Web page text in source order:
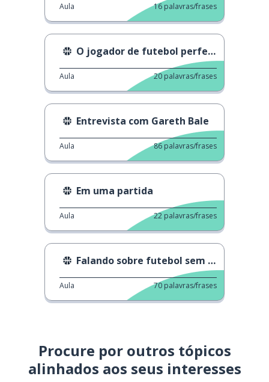
Aula 16 palavras/frases
O jogador de futebol perfeito
Aula 20 palavras/frases
Entrevista com Gareth Bale
Aula 86 palavras/frases
Em uma partida
Aula 22 palavras/frases
Falando sobre futebol sem saber nada
Aula 70 palavras/frases
Procure por outros tópicos
alinhados aos seus interesses